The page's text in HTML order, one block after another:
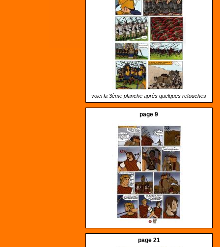
voici la 3ème planche après quelques retouches
page 9
page 21